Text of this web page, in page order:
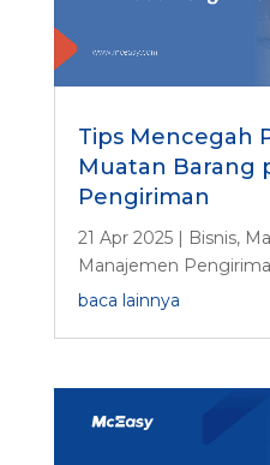
Tips Mencegah
Muatan Barang
Pengiriman
21 Apr 2025| Bisnis,
Manajemen
baca lainnya